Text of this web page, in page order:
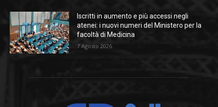
Iscritti in aumento e più accessi negli
atenei: i nuovi numeri del Ministero per la
facoltà di Medicina
7 Agosto 2026